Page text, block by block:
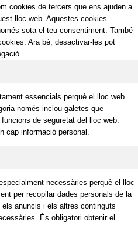
cookies de tercers que ens ajuden a
lloc web. Aquestes cookies
sota el teu consentiment. També
Ara bé, desactivar-les pot
essencials perquè el lloc web
només inclou galetes que
de seguretat del lloc web.
cap informació personal.
necessàries perquè el lloc
per recopilar dades personals de la
els anuncis i els altres continguts
És obligatori obtenir el